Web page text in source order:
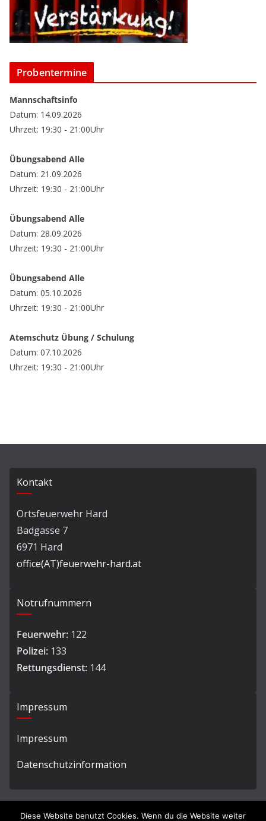
Probentermine
Mannschaftsinfo
Datum: 14.09.2026
Uhrzeit: 19:30 - 21:00Uhr
Übungsabend Alle
Datum: 21.09.2026
Uhrzeit: 19:30 - 21:00Uhr
Übungsabend Alle
Datum: 28.09.2026
Uhrzeit: 19:30 - 21:00Uhr
Übungsabend Alle
Datum: 05.10.2026
Uhrzeit: 19:30 - 21:00Uhr
Atemschutz Übung / Schulung
Datum: 07.10.2026
Uhrzeit: 19:30 - 21:00Uhr
Kontakt
Ortsfeuerwehr Hard
Badgasse 7
6971 Hard
office(AT)feuerwehr-hard.at
Notrufnummern
Feuerwehr: 122
Polizei: 133
Rettungsdienst: 144
Impressum
Impressum
Datenschutzinformation
Diese Website benutzt Cookies. Wenn du die Website weiter